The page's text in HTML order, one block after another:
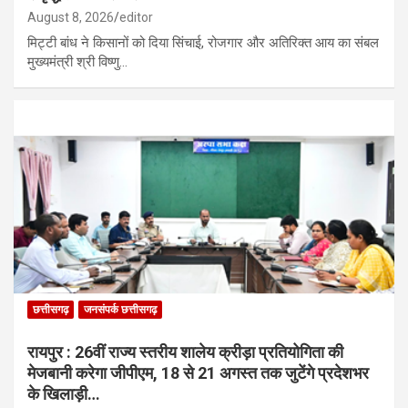
August 8, 2026 editor
मिट्टी बांध ने किसानों को दिया सिंचाई, रोजगार और अतिरिक्त आय का संबल
मुख्यमंत्री श्री विष्णु…
छत्तीसगढ़ जनसंपर्क छत्तीसगढ़
रायपुर : 26वीं राज्य स्तरीय शालेय क्रीड़ा प्रतियोगिता की
मेजबानी करेगा जीपीएम, 18 से 21 अगस्त तक जुटेंगे प्रदेशभर
के खिलाड़ी…